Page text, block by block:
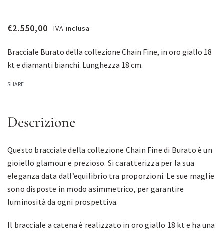
€2.550,00 IVA inclusa
Bracciale Burato della collezione Chain Fine, in oro giallo 18
kt e diamanti bianchi. Lunghezza 18 cm.
SHARE
Descrizione
Questo bracciale della collezione Chain Fine di Burato è un
gioiello glamour e prezioso. Si caratterizza per la sua
eleganza data dall’equilibrio tra proporzioni. Le sue maglie
sono disposte in modo asimmetrico, per garantire
luminosità da ogni prospettiva.
Il bracciale a catena è realizzato in oro giallo 18 kt e ha una